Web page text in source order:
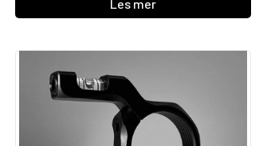
Les mer